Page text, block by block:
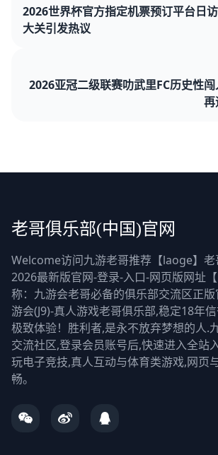
2026世界杯官方指定机票预订平台日
大关引发热议
2026亚冠二级联赛叻武里FC历史性
再
老哥俱乐部(中国)官网
Welcome访问九游老哥推荐【laoge】老
2026最新版官网-登录-入口-网页版网址
称：九游会老哥必备的俱乐部交流区正
游会(J9)-真人游戏老哥俱乐部,稳定18年
极致体验！胜利者,是永不放弃梦想的人.
交流社区,登录会员账号后,快速进入全站
玩电子竞技,真人互动与体育类游戏,网页
畅。